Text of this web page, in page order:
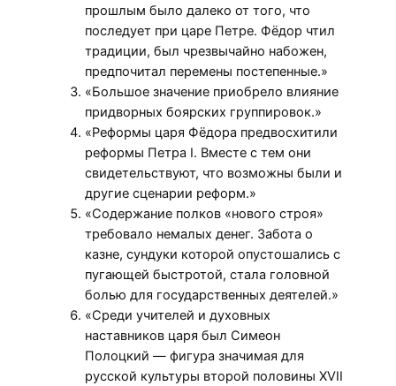
прошлым было далеко от того, что
последует при царе Петре. Фёдор чтил
традиции, был чрезвычайно набожен,
предпочитал перемены постепенные.»
«Большое значение приобрело влияние
придворных боярских группировок.»
«Реформы царя Фёдора предвосхитили
реформы Петра I. Вместе с тем они
свидетельствуют, что возможны были и
другие сценарии реформ.»
«Содержание полков «нового строя»
требовало немалых денег. Забота о
казне, сундуки которой опустошались с
пугающей быстротой, стала головной
болью для государственных деятелей.»
«Среди учителей и духовных
наставников царя был Симеон
Полоцкий — фигура значимая для
русской культуры второй половины XVII